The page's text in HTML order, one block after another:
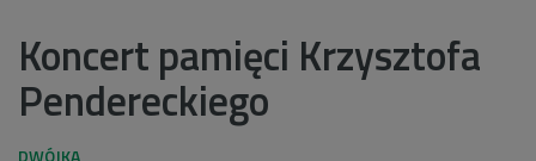
Koncert pamięci Krzysztofa
Pendereckiego